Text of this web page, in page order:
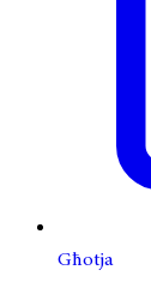
Għotja